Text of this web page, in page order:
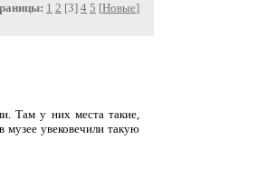
1 2 [3] 4 5 [Новые]
Там у них места такие,
музее увековечили такую